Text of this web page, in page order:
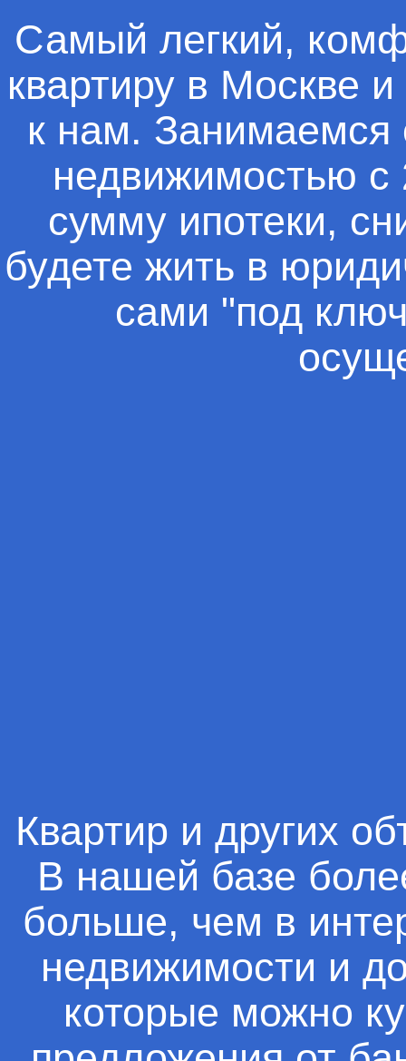
Самый легкий,
квартиру в Москве
к нам. Занимаемся
недвижимостью
сумму ипотеки,
будете жить в
сами "под
Квартир и других
В нашей базе
больше, чем в
недвижимости и
которые можно